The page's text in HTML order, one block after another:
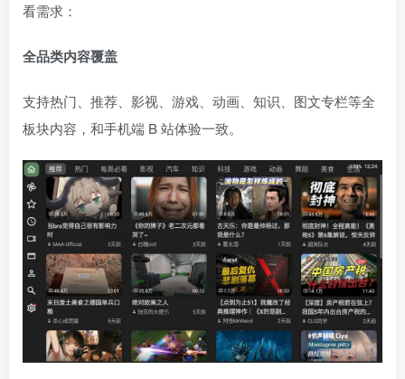
看需求：
全品类内容覆盖
支持热门、推荐、影视、游戏、动画、知识、图文专栏等全
板块内容，和手机端 B 站体验一致。